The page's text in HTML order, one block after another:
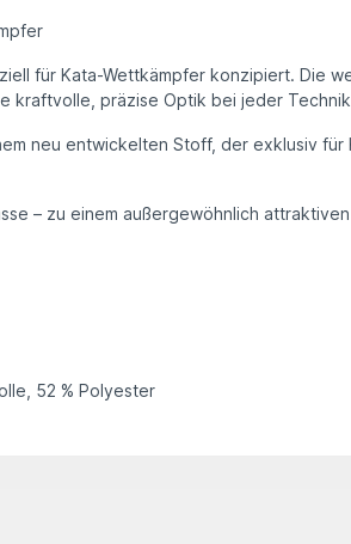
für Kata-Wettkämpfer konzipiert. Die
kraftvolle, präzise Optik bei jeder
neu entwickelten Stoff, der exklusiv für
– zu einem außergewöhnlich
52 % Polyester